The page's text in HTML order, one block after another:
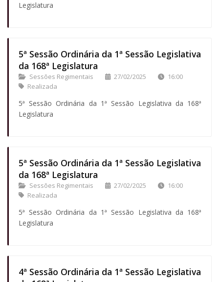
Legislatura
5ª Sessão Ordinária da 1ª Sessão Legislativa
da 168ª Legislatura
Sessões Regimentais 27/02/2025
16:00
Realizada
5ª Sessão Ordinária da 1ª Sessão Legislativa da 168ª
Legislatura
5ª Sessão Ordinária da 1ª Sessão Legislativa
da 168ª Legislatura
Sessões Regimentais 27/02/2025
16:00
Realizada
5ª Sessão Ordinária da 1ª Sessão Legislativa da 168ª
Legislatura
4ª Sessão Ordinária da 1ª Sessão Legislativa